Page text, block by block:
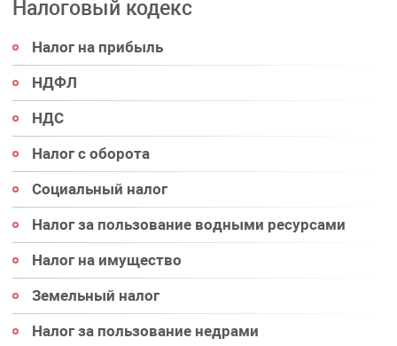
Налоговый кодекс
Налог на прибыль
НДФЛ
НДС
Налог с оборота
Социальный налог
Налог за пользование водными ресурсами
Налог на имущество
Земельный налог
Налог за пользование недрами